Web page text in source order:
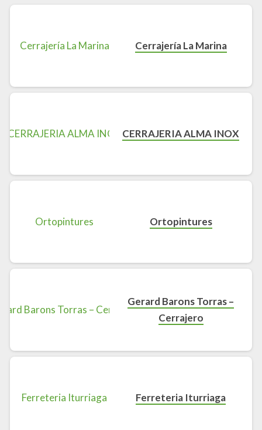
Cerrajería La Marina
CERRAJERIA ALMA INOX
Ortopintures
Gerard Barons Torras –
Cerrajero
Ferreteria Iturriaga